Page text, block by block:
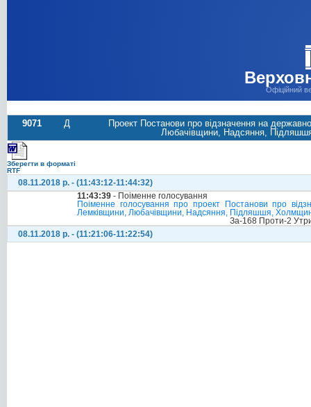
Офіційний
9071 Д
Проект Постанови про відзначення на
Любачівщини, Надсяння,
Зберегти в форматі
RTF
08.11.2018 р. - (11:43:12-11:44:32)
11:43:39 - Поіменне голосування
Поіменне голосування про проект Постанови про
Лемківщини, Любачівщини, Надсяння, Підляшшя,
За-168 Проти-2
08.11.2018 р. - (11:21:06-11:22:54)